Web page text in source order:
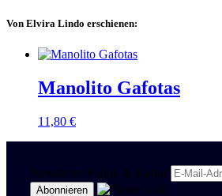
Von Elvira Lindo erschienen:
Manolito Gafotas
11,80 €
Newsletter Politik & Kultur